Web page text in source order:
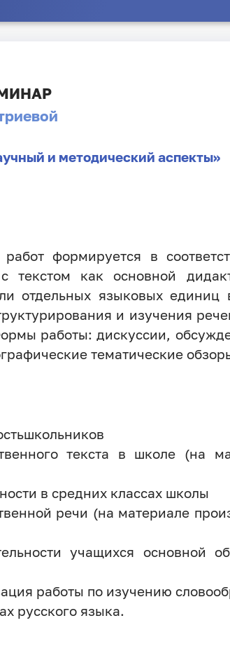
и методический аспекты»
формируется в
текстом как основной
отдельных языковых единиц
и изучения
работы: дискуссии,
тематические
текста в школе (на
в средних классах школы
речи (на материале
учащихся основной
работы по изучению
русского языка.